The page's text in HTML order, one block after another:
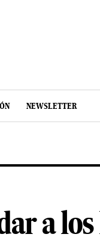
NEWSLETTER
a los